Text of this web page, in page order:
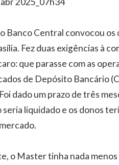
Banco Central convocou
Fez duas exigências à
que parasse com as
de Depósito Bancário
dado um prazo de três
liquidado e os donos
o Master tinha nada